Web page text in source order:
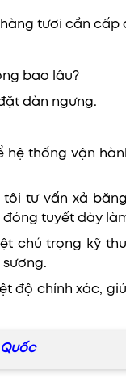
tươi cần cấp
bao lâu?
dàn ngưng.
thống vận
tư vấn xả
tuyết dày
chú trọng kỹ
độ chính xác,